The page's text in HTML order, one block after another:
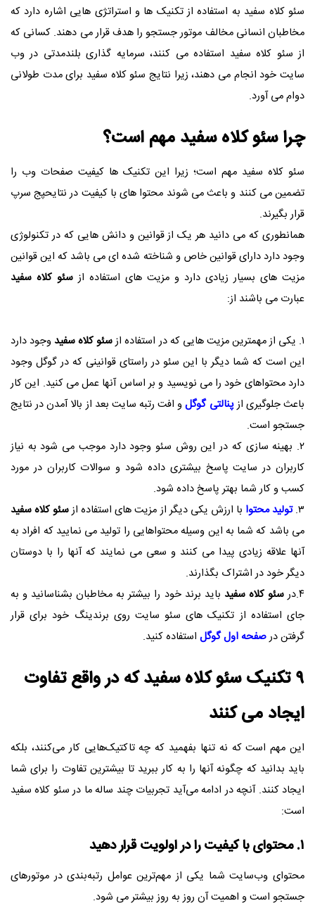
سئو کلاه سفید به استفاده از تکنیک ها و استراتژی هایی اشاره دارد که
مخاطبان انسانی مخالف موتور جستجو را هدف قرار می دهند. کسانی که
از سئو کلاه سفید استفاده می کنند، سرمایه گذاری بلندمدتی در وب
سایت خود انجام می دهند، زیرا نتایج سئو کلاه سفید برای مدت طولانی
دوام می آورد.
چرا سئو کلاه سفید مهم است؟
سئو کلاه سفید مهم است؛ زیرا این تکنیک ها کیفیت صفحات وب را
تضمین می کنند و باعث می شوند محتوا های با کیفیت در نتایحپج سرپ
قرار بگیرند.
همانطوری که می دانید هر یک از قوانین و دانش هایی که در تکنولوژی
وجود دارد دارای قوانین خاص و شناخته شده ای می باشد که این قوانین
مزیت های بسیار زیادی دارد و مزیت های استفاده از سئو کلاه سفید
عبارت می باشند از:
۱. یکی از مهمترین مزیت هایی که در استفاده از سئو کلاه سفید وجود دارد
این است که شما دیگر با این سئو در راستای قوانینی که در گوگل وجود
دارد محتواهای خود را می نویسید و بر اساس آنها عمل می کنید. این کار
باعث جلوگیری ازپنالتی گوگلو افت رتبه سایت بعد از بالا آمدن در نتایج
جستجو است.
۲. بهینه سازی که در این روش سئو وجود دارد موجب می شود به نیاز
کاربران در سایت پاسخ بیشتری داده شود و سوالات کاربران در مورد
کسب و کار شما بهتر پاسخ داده شود.
۳. تولید محتوا با ارزش یکی دیگر از مزیت های استفاده ازسئو کلاه سفید
می باشد که شما به این وسیله محتواهایی را تولید می نمایید که افراد به
آنها علاقه زیادی پیدا می کنند و سعی می نمایند که آنها را با دوستان
دیگر خود در اشتراک بگذارند.
۴.در
سئو کلاه سفید باید برند خود را بیشتر به مخاطبان بشناسانید و به
جای استفاده از تکنیک های سئو سایت روی برندینگ خود برای قرار
گرفتن درصفحه اول گوگل استفاده کنید.
۹ تکنیک سئو کلاه سفید که در واقع تفاوت
ایجاد می کنند
این مهم است که نه تنها بفهمید که چه تاکتیک‌هایی کار می‌کنند، بلکه
باید بدانید که چگونه آنها را به کار ببرید تا بیشترین تفاوت را برای شما
ایجاد کنند. آنچه در ادامه می‌آید تجربیات چند ساله ما در سئو کلاه سفید
است:
۱. محتوای با کیفیت را در اولویت قرار دهید
محتوای وب‌سایت شما یکی از مهم‌ترین عوامل رتبه‌بندی در موتورهای
جستجو است و اهمیت آن روز به روز بیشتر می شود.